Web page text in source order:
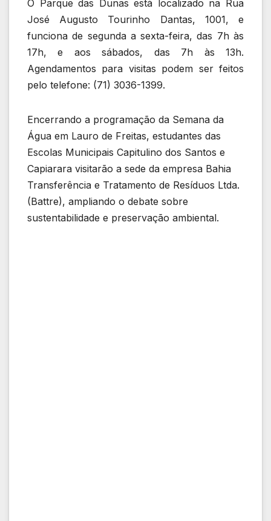
O Parque das Dunas está localizado na Rua
José Augusto Tourinho Dantas, 1001, e
funciona de segunda a sexta-feira, das 7h às
17h, e aos sábados, das 7h às 13h.
Agendamentos para visitas podem ser feitos
pelo telefone: (71) 3036-1399.
Encerrando a programação da Semana da
Água em Lauro de Freitas, estudantes das
Escolas Municipais Capitulino dos Santos e
Capiarara visitarão a sede da empresa Bahia
Transferência e Tratamento de Resíduos Ltda.
(Battre), ampliando o debate sobre
sustentabilidade e preservação ambiental.